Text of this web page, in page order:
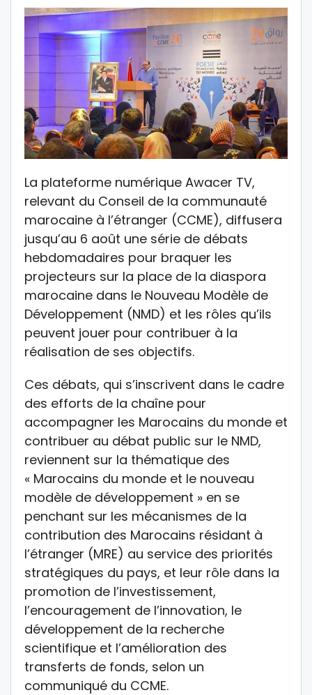
La plateforme numérique Awacer TV,
relevant du Conseil de la communauté
marocaine à l’étranger (CCME), diffusera
jusqu’au 6 août une série de débats
hebdomadaires pour braquer les
projecteurs sur la place de la diaspora
marocaine dans le Nouveau Modèle de
Développement (NMD) et les rôles qu’ils
peuvent jouer pour contribuer à la
réalisation de ses objectifs.
Ces débats, qui s’inscrivent dans le cadre
des efforts de la chaîne pour
accompagner les Marocains du monde et
contribuer au débat public sur le NMD,
reviennent sur la thématique des
« Marocains du monde et le nouveau
modèle de développement » en se
penchant sur les mécanismes de la
contribution des Marocains résidant à
l’étranger (MRE) au service des priorités
stratégiques du pays, et leur rôle dans la
promotion de l’investissement,
l’encouragement de l’innovation, le
développement de la recherche
scientifique et l’amélioration des
transferts de fonds, selon un
communiqué du CCME.